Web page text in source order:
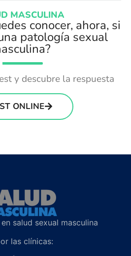
MASCULINA
conocer, ahora, si
patología sexual
y descubre la respuesta
ONLINE
salud sexual masculina
las clínicas: